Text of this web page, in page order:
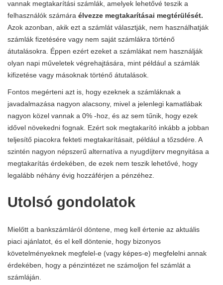
vannak megtakarítási számlák, amelyek lehetővé teszik a
felhasználók számára élvezze megtakarításai megtérülését.
Azok azonban, akik ezt a számlát választják, nem használhatják
számlák fizetésére vagy nem saját számlákra történő
átutalásokra. Éppen ezért ezeket a számlákat nem használják
olyan napi műveletek végrehajtására, mint például a számlák
kifizetése vagy másoknak történő átutalások.
Fontos megérteni azt is, hogy ezeknek a számláknak a
javadalmazása nagyon alacsony, mivel a jelenlegi kamatlábak
nagyon közel vannak a 0% -hoz, és az sem tűnik, hogy ezek
idővel növekedni fognak. Ezért sok megtakarító inkább a jobban
teljesítő piacokra fekteti megtakarításait, például a tőzsdére. A
szintén nagyon népszerű alternatíva a nyugdíjterv megnyitása a
megtakarítás érdekében, de ezek nem teszik lehetővé, hogy
legalább néhány évig hozzáférjen a pénzéhez.
Utolsó gondolatok
Mielőtt a bankszámláról döntene, meg kell értenie az aktuális
piaci ajánlatot, és el kell döntenie, hogy bizonyos
követelményeknek megfelel-e (vagy képes-e) megfelelni annak
érdekében, hogy a pénzintézet ne számoljon fel számlát a
számláján.